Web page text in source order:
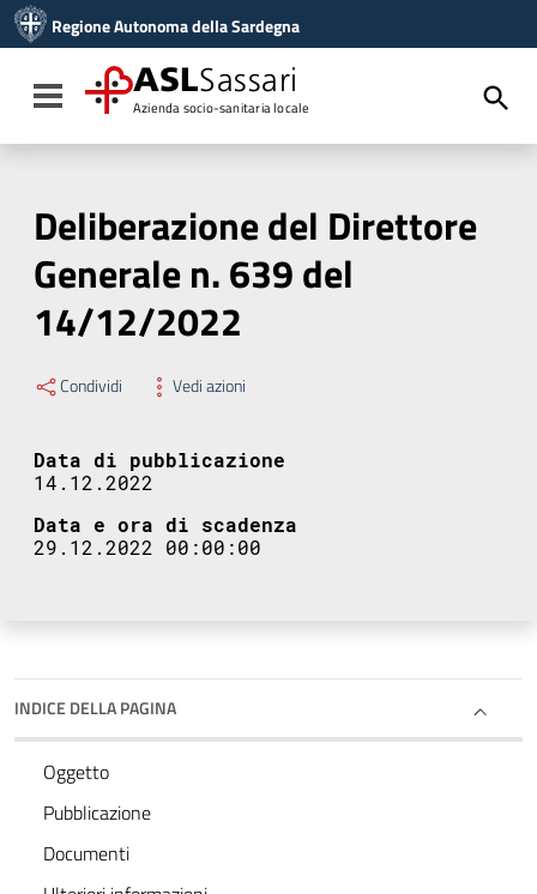
Vai al menu di navigazione
Vai al footer
Regione Autonoma della Sardegna
Toggle navigation
ASLSassari
Azienda socio-sanitaria locale
Deliberazione del Direttore
Generale n. 639 del
14/12/2022
Condividi Vedi azioni
Data di pubblicazione
14.12.2022
Data e ora di scadenza
29.12.2022 00:00:00
INDICE DELLA PAGINA
Oggetto
Pubblicazione
Documenti